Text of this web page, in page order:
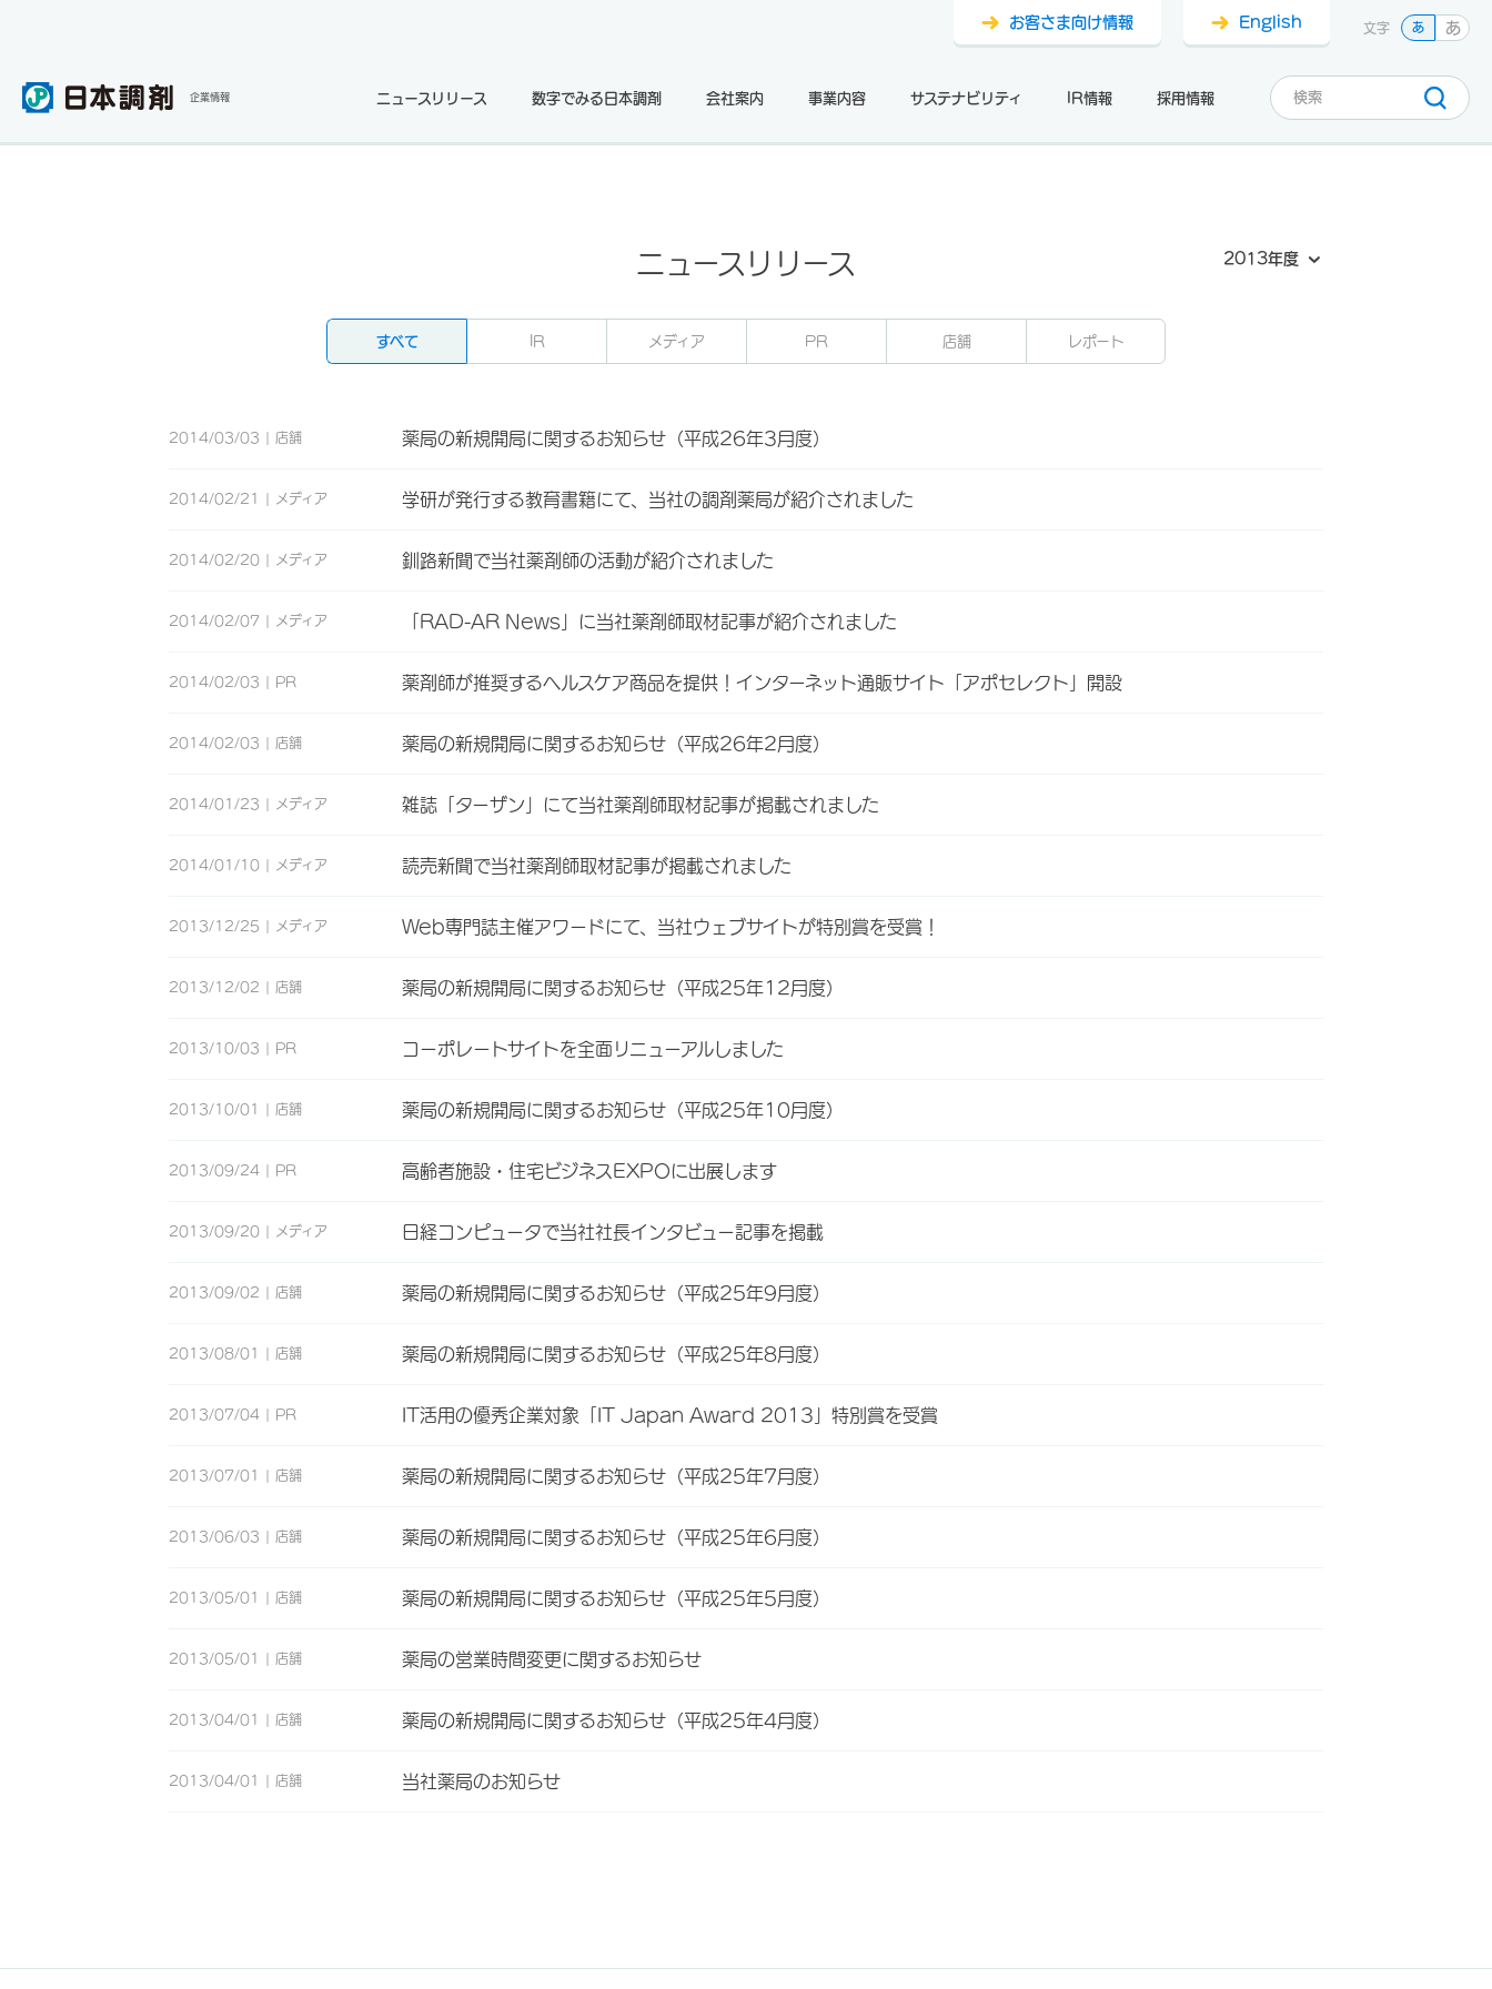
企業情報 ニュースリリース 数字でみる日本調剤 会社案内 事業内容 サステナビリティ IR情報 採用情報
お客さま向け情報 English 文字 あ あ
ニュースリリース 2013年度
すべて IR メディア PR 店舗 レポート
2014/03/03 店舗 薬局の新規開局に関するお知らせ（平成26年3月度）
2014/02/21 メディア 学研が発行する教育書籍にて、当社の調剤薬局が紹介されました
2014/02/20 メディア 釧路新聞で当社薬剤師の活動が紹介されました
2014/02/07 メディア 「RAD-AR News」に当社薬剤師取材記事が紹介されました
2014/02/03 PR 薬剤師が推奨するヘルスケア商品を提供！インターネット通販サイト「アポセレクト」開設
2014/02/03 店舗 薬局の新規開局に関するお知らせ（平成26年2月度）
2014/01/23 メディア 雑誌「ターザン」にて当社薬剤師取材記事が掲載されました
2014/01/10 メディア 読売新聞で当社薬剤師取材記事が掲載されました
2013/12/25 メディア Web専門誌主催アワードにて、当社ウェブサイトが特別賞を受賞！
2013/12/02 店舗 薬局の新規開局に関するお知らせ（平成25年12月度）
2013/10/03 PR コーポレートサイトを全面リニューアルしました
2013/10/01 店舗 薬局の新規開局に関するお知らせ（平成25年10月度）
2013/09/24 PR 高齢者施設・住宅ビジネスEXPOに出展します
2013/09/20 メディア 日経コンピュータで当社社長インタビュー記事を掲載
2013/09/02 店舗 薬局の新規開局に関するお知らせ（平成25年9月度）
2013/08/01 店舗 薬局の新規開局に関するお知らせ（平成25年8月度）
2013/07/04 PR IT活用の優秀企業対象「IT Japan Award 2013」特別賞を受賞
2013/07/01 店舗 薬局の新規開局に関するお知らせ（平成25年7月度）
2013/06/03 店舗 薬局の新規開局に関するお知らせ（平成25年6月度）
2013/05/01 店舗 薬局の新規開局に関するお知らせ（平成25年5月度）
2013/05/01 店舗 薬局の営業時間変更に関するお知らせ
2013/04/01 店舗 薬局の新規開局に関するお知らせ（平成25年4月度）
2013/04/01 店舗 当社薬局のお知らせ